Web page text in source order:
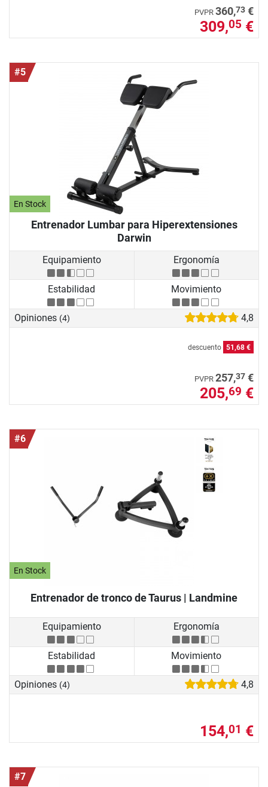
PVPR 360,73 €
309,05 €
#5
En Stock
Entrenador Lumbar para Hiperextensiones
Darwin
Equipamiento Ergonomía
Estabilidad Movimiento
Opiniones (4) 4,8
descuento 51,68 €
PVPR 257,37 €
205,69 €
#6
En Stock
Entrenador de tronco de Taurus | Landmine
Equipamiento Ergonomía
Estabilidad Movimiento
Opiniones (4) 4,8
154,01 €
#7